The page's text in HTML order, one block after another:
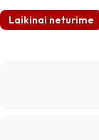
Laikinai neturime